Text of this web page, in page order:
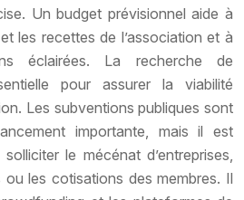
Un budget prévisionnel aide à
les recettes de l’association et à
éclairées. La recherche de
pour assurer la viabilité
Les subventions publiques sont
importante, mais il est
le mécénat d’entreprises,
les cotisations des membres. Il